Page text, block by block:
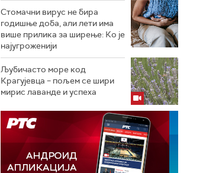
Стомачни вирус не бира
годишње доба, али лети има
више прилика за ширење: Ко је
најугроженији
Љубичасто море код
Крагујевца – пољем се шири
мирис лаванде и успеха